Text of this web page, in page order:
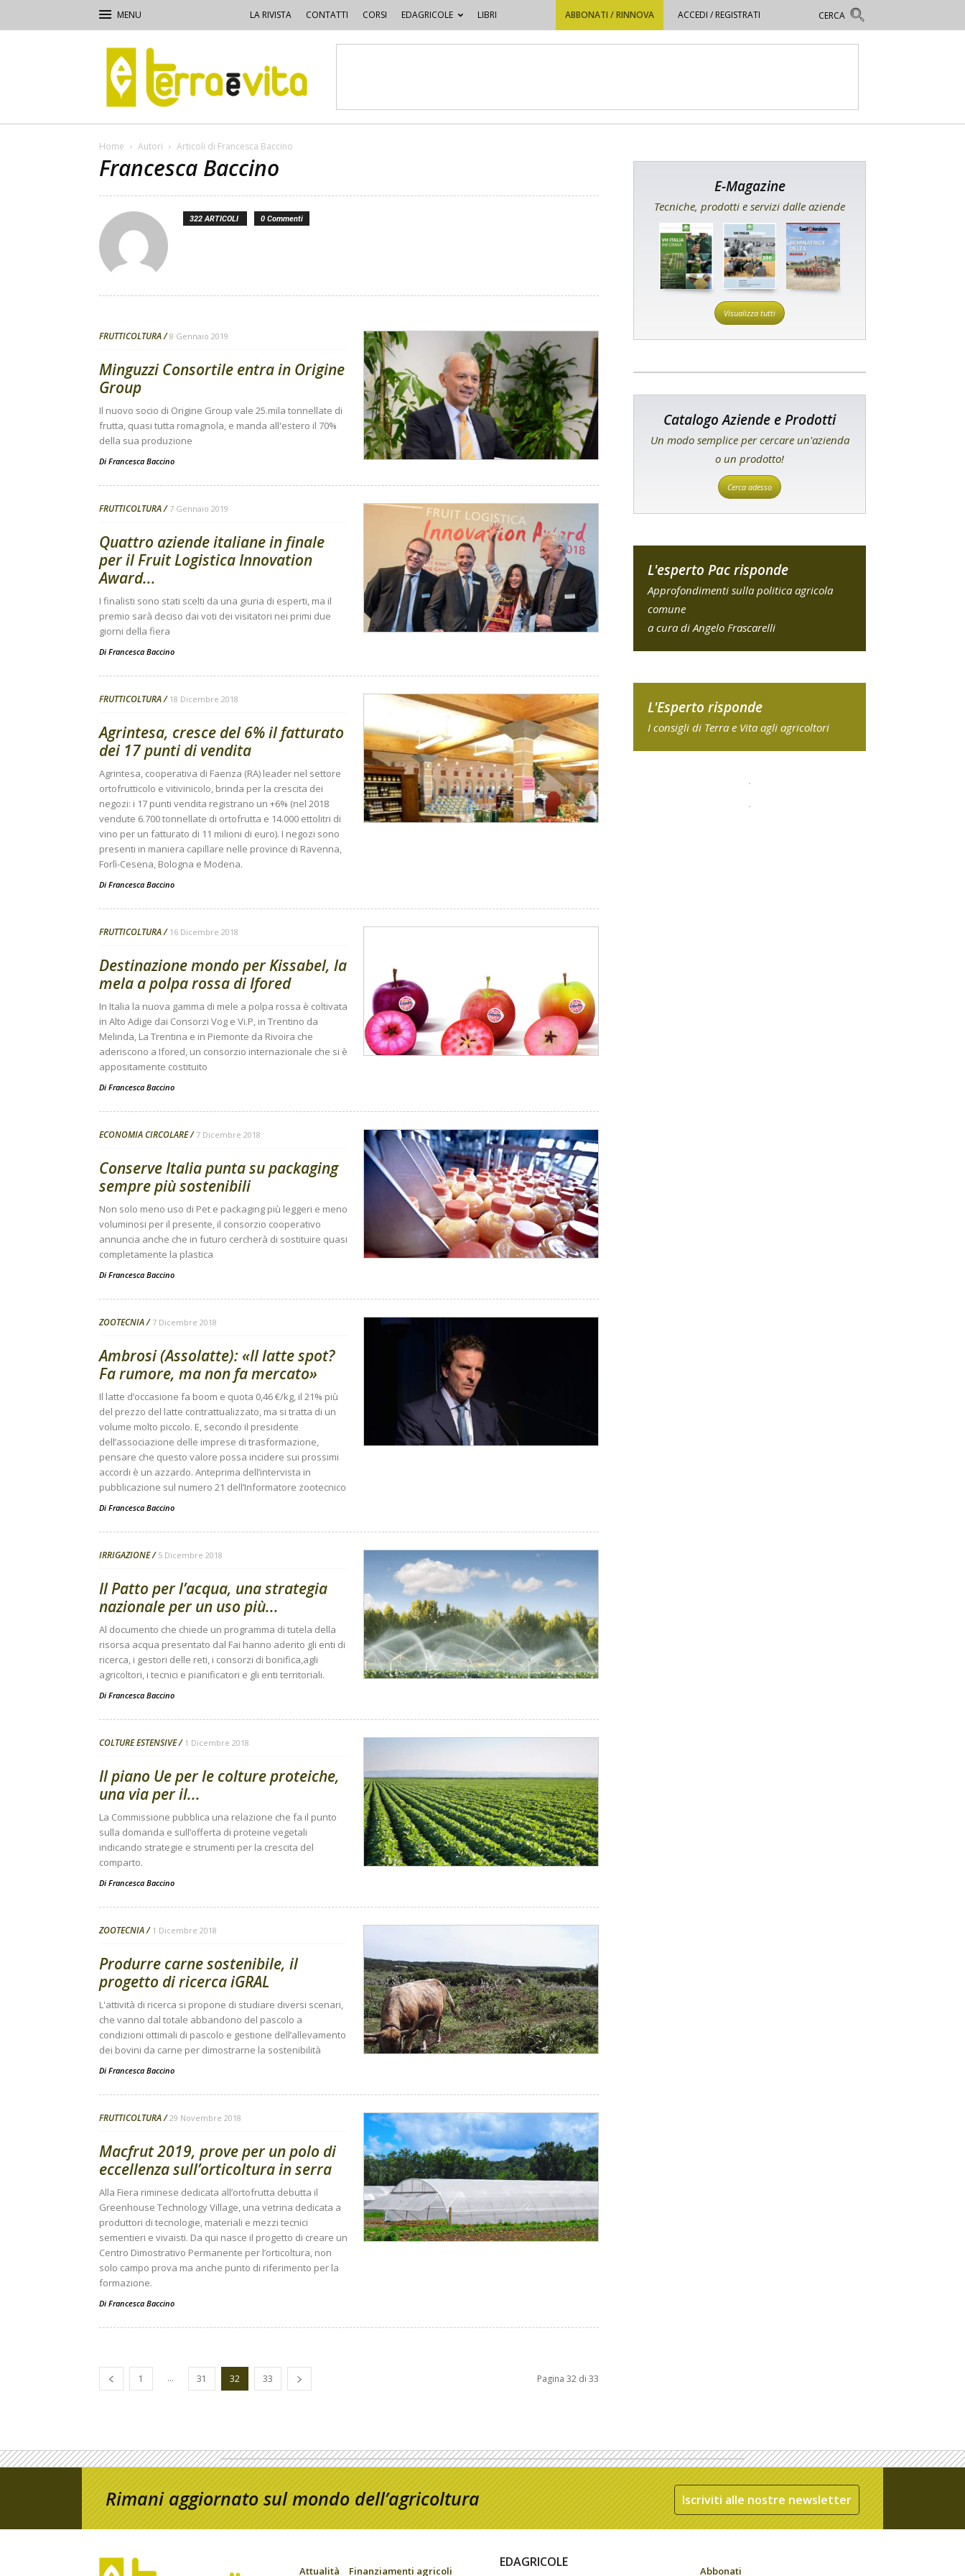
LA RIVISTA CONTATTI CORSI EDAGRICOLE LIBRI ABBONATI / RINNOVA ACCEDI / REGISTRATI
Terra
e
Vita
Home Autori Articoli di Francesca Baccino
Francesca Baccino
322 ARTICOLI 0 Commenti
FRUTTICOLTURA 8 Gennaio 2019
Minguzzi Consortile entra in Origine
Group
Il nuovo socio di Origine Group vale 25.mila tonnellate di
frutta, quasi tutta romagnola, e manda all'estero il 70%
della sua produzione
Di Francesca Baccino
FRUTTICOLTURA 7 Gennaio 2019
Quattro aziende italiane in finale
per il Fruit Logistica Innovation
Award...
I finalisti sono stati scelti da una giuria di esperti, ma il
premio sarà deciso dai voti dei visitatori nei primi due
giorni della fiera
Di Francesca Baccino
FRUTTICOLTURA 18 Dicembre 2018
Agrintesa, cresce del 6% il fatturato
dei 17 punti di vendita
Agrintesa, cooperativa di Faenza (RA) leader nel settore
ortofrutticolo e vitivinicolo, brinda per la crescita dei
negozi: i 17 punti vendita registrano un +6% (nel 2018
vendute 6.700 tonnellate di ortofrutta e 14.000 ettolitri di
vino per un fatturato di 11 milioni di euro). I negozi sono
presenti in maniera capillare nelle province di Ravenna,
Forlì-Cesena, Bologna e Modena.
Di Francesca Baccino
FRUTTICOLTURA 16 Dicembre 2018
Destinazione mondo per Kissabel, la
mela a polpa rossa di Ifored
In Italia la nuova gamma di mele a polpa rossa è coltivata
in Alto Adige dai Consorzi Vog e Vi.P, in Trentino da
Melinda, La Trentina e in Piemonte da Rivoira che
aderiscono a Ifored, un consorzio internazionale che si è
appositamente costituito
Di Francesca Baccino
ECONOMIA CIRCOLARE 7 Dicembre 2018
Conserve Italia punta su packaging
sempre più sostenibili
Non solo meno uso di Pet e packaging più leggeri e meno
voluminosi per il presente, il consorzio cooperativo
annuncia anche che in futuro cercherà di sostituire quasi
completamente la plastica
Di Francesca Baccino
ZOOTECNIA 7 Dicembre 2018
Ambrosi (Assolatte): «Il latte spot?
Fa rumore, ma non fa mercato»
Il latte d’occasione fa boom e quota 0,46 €/kg, il 21% più
del prezzo del latte contrattualizzato, ma si tratta di un
volume molto piccolo. E, secondo il presidente
dell’associazione delle imprese di trasformazione,
pensare che questo valore possa incidere sui prossimi
accordi è un azzardo. Anteprima dell’intervista in
pubblicazione sul numero 21 dell’Informatore zootecnico
Di Francesca Baccino
IRRIGAZIONE 5 Dicembre 2018
Il Patto per l’acqua, una strategia
nazionale per un uso più...
Al documento che chiede un programma di tutela della
risorsa acqua presentato dal Fai hanno aderito gli enti di
ricerca, i gestori delle reti, i consorzi di bonifica,agli
agricoltori, i tecnici e pianificatori e gli enti territoriali.
Di Francesca Baccino
COLTURE ESTENSIVE 1 Dicembre 2018
Il piano Ue per le colture proteiche,
una via per il...
La Commissione pubblica una relazione che fa il punto
sulla domanda e sull’offerta di proteine vegetali
indicando strategie e strumenti per la crescita del
comparto.
Di Francesca Baccino
ZOOTECNIA 1 Dicembre 2018
Produrre carne sostenibile, il
progetto di ricerca iGRAL
L'attività di ricerca si propone di studiare diversi scenari,
che vanno dal totale abbandono del pascolo a
condizioni ottimali di pascolo e gestione dell’allevamento
dei bovini da carne per dimostrarne la sostenibilità
Di Francesca Baccino
FRUTTICOLTURA 29 Novembre 2018
Macfrut 2019, prove per un polo di
eccellenza sull’orticoltura in serra
Alla Fiera riminese dedicata all’ortofrutta debutta il
Greenhouse Technology Village, una vetrina dedicata a
produttori di tecnologie, materiali e mezzi tecnici
sementieri e vivaisti. Da qui nasce il progetto di creare un
Centro Dimostrativo Permanente per l’orticoltura, non
solo campo prova ma anche punto di riferimento per la
formazione.
Di Francesca Baccino
1 ... 31 32 33 Pagina 32 di 33
E-Magazine
Tecniche, prodotti e servizi dalle aziende
Visualizza tutti
Catalogo Aziende e Prodotti
Un modo semplice per cercare un'azienda
o un prodotto!
Cerca adesso
L'esperto Pac risponde
Approfondimenti sulla politica agricola
comune
a cura di Angelo Frascarelli
L'Esperto risponde
I consigli di Terra e Vita agli agricoltori
Rimani aggiornato sul mondo dell’agricoltura Iscriviti alle nostre newsletter
Attualità Finanziamenti agricoli
EDAGRICOLE
Abbonati